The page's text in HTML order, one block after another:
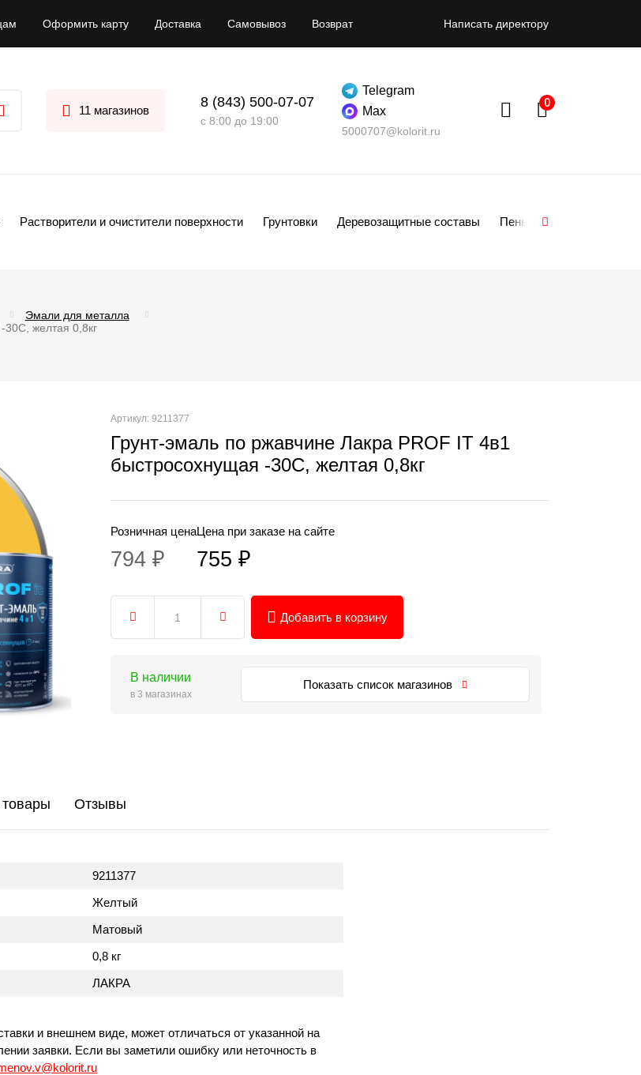
Оформить карту Доставка Самовывоз Возврат Написать директору
11 магазинов
8 (843) 500-07-07
с 8:00 до 19:00
Telegram
Max
5000707@kolorit.ru
Растворители и очистители поверхности Грунтовки Деревозащитные составы Пены
Эмали для металла
30С, желтая 0,8кг
Артикул: 9211377
Грунт-эмаль по ржавчине Лакра PROF IT 4в1
быстросохнущая -30С, желтая 0,8кг
Розничная цена
794 ₽
Цена при заказе на сайте
755 ₽
Добавить в корзину
В наличии
в 3 магазинах
Показать список магазинов
Отзывы
9211377
Желтый
Матовый
0,8 кг
ЛАКРА
и внешнем виде, может отличаться от указанной на
заявки. Если вы заметили ошибку или неточность в